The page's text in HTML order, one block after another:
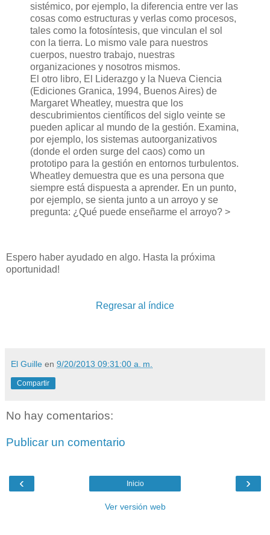
sistémico, por ejemplo, la diferencia entre ver las
cosas como estructuras y verlas como procesos,
tales como la fotosíntesis, que vinculan el sol
con la tierra. Lo mismo vale para nuestros
cuerpos, nuestro trabajo, nuestras
organizaciones y nosotros mismos.
El otro libro, El Liderazgo y la Nueva Ciencia
(Ediciones Granica, 1994, Buenos Aires) de
Margaret Wheatley, muestra que los
descubrimientos científicos del siglo veinte se
pueden aplicar al mundo de la gestión. Examina,
por ejemplo, los sistemas autoorganizativos
(donde el orden surge del caos) como un
prototipo para la gestión en entornos turbulentos.
Wheatley demuestra que es una persona que
siempre está dispuesta a aprender. En un punto,
por ejemplo, se sienta junto a un arroyo y se
pregunta: ¿Qué puede enseñarme el arroyo? >
Espero haber ayudado en algo. Hasta la próxima
oportunidad!
Regresar al índice
El Guille en 9/20/2013 09:31:00 a. m.
Compartir
No hay comentarios:
Publicar un comentario
‹ ›
Inicio
Ver versión web